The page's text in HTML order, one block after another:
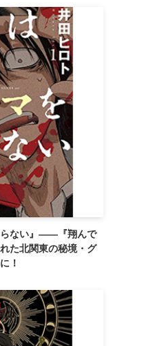
らない』――『翔んで
た北関東の秘境・グ
！